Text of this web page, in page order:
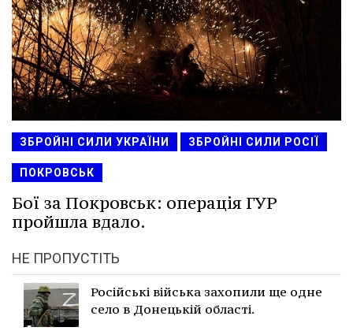
ЗБРОЙНІ СИЛИ УКРАЇНИ ЗБРОЙНІ СИЛИ РОСІЇ
ПОКРОВСЬК
Бої за Покровськ: операція ГУР
пройшла вдало.
НЕ ПРОПУСТІТЬ
Російські війська захопили ще одне
село в Донецькій області.